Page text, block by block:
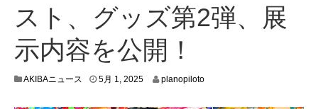
スト、グッズ第2弾、展
示内容を公開！
AKIBAニュース 5月 1, 20254
planopiloto